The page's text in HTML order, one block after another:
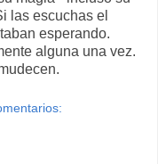
las escuchas el
esperando.
alguna una vez.